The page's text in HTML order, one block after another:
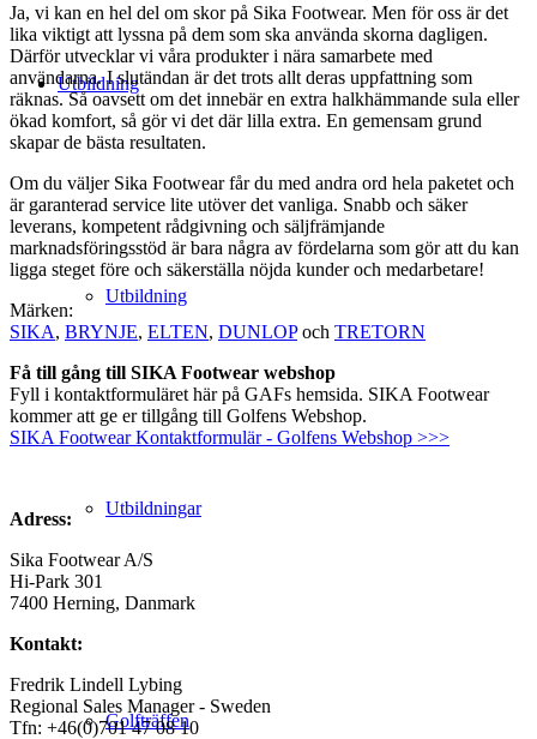
Utbildning
Utbildning
Utbildningar
Golfträffen
Ja, vi kan en hel del om skor på Sika Footwear. Men för oss är det
lika viktigt att lyssna på dem som ska använda skorna dagligen.
Därför utvecklar vi våra produkter i nära samarbete med
användarna. I slutändan är det trots allt deras uppfattning som
räknas. Så oavsett om det innebär en extra halkhämmande sula eller
ökad komfort, så gör vi det där lilla extra. En gemensam grund
skapar de bästa resultaten.
Om du väljer Sika Footwear får du med andra ord hela paketet och
är garanterad service lite utöver det vanliga. Snabb och säker
leverans, kompetent rådgivning och säljfrämjande
marknadsföringsstöd är bara några av fördelarna som gör att du kan
ligga steget före och säkerställa nöjda kunder och medarbetare!
Märken:
SIKA, BRYNJE, ELTEN, DUNLOPoch TRETORN
Få till gång till SIKA Footwear webshop
Fyll i kontaktformuläret här på GAFs hemsida. SIKA Footwear
kommer att ge er tillgång till Golfens Webshop.
SIKA Footwear Kontaktformulär - Golfens Webshop >>>
Adress:
Sika Footwear A/S
Hi-Park 301
7400 Herning, Danmark
Kontakt:
Fredrik Lindell Lybing
Regional Sales Manager - Sweden
Tfn: +46(0)701 47 08 10